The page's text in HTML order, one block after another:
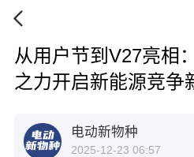
从用户节到V27亮相
之力开启新能源竞争
电动新物种
2025-12-23 06:57